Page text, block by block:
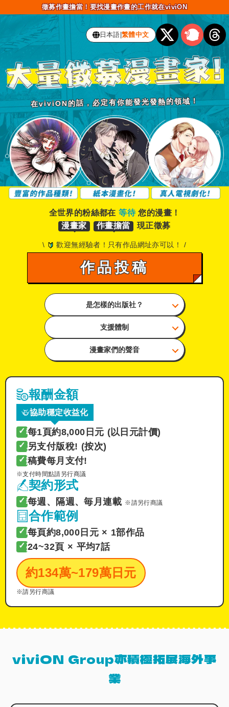
徵募作畫擔當！要找漫畫作畫的工作就在viviON
日本語 |繁體中文
在viviON的話，必定有你能發光發熱的領域！
全世界的粉絲都在等待您的漫畫！
漫畫家
作畫擔當 現正徵募
\ 歡迎無經驗者！只有作品網址亦可以！ /
作品投稿
是怎樣的出版社？
支援體制
漫畫家們的聲音
報酬金額
協助穩定收益化
✓ 每1頁約8,000日元 (以日元計價)
✓ 另支付版稅! (按次)
✓ 稿費每月支付!
※支付時間點請另行商議
契約形式
✓ 每週、隔週、毎月連載 ※請另行商議
合作範例
✓ 每頁約8,000日元 × 1部作品
✓ 24~32頁 × 平均7話
約134萬~179萬日元
※請另行商議
viviON Group亦積極拓展海外事
業